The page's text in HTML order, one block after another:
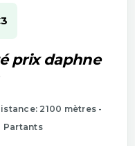
prix daphne
2100 mètres -
Partants